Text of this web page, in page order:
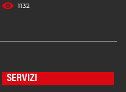
1132
SERVIZI